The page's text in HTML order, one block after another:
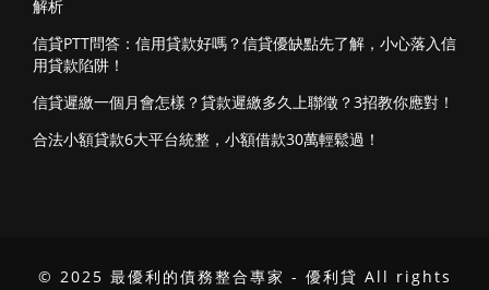
解析
信貸PTT問答：信用貸款好嗎？信貸優缺點先了解，小心落入信
用貸款陷阱！
信貸遲繳一個月會怎樣？貸款遲繳多久上聯徵？3招教你應對！
合法小額貸款6大平台統整，小額借款30萬輕鬆過！
© 2025 最優利的債務整合專家 - 優利貸 All rights